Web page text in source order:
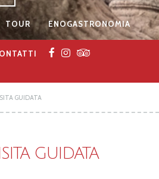
TOUR ENOGASTRONOMIA
GUIDATA
GUIDATA